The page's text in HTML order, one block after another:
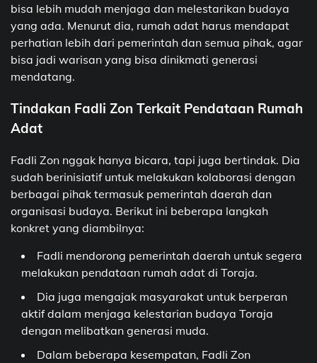
bisa lebih mudah menjaga dan melestarikan budaya
yang ada. Menurut dia, rumah adat harus mendapat
perhatian lebih dari pemerintah dan semua pihak, agar
bisa jadi warisan yang bisa dinikmati generasi
mendatang.
Tindakan Fadli Zon Terkait Pendataan Rumah
Adat
Fadli Zon nggak hanya bicara, tapi juga bertindak. Dia
sudah berinisiatif untuk melakukan kolaborasi dengan
berbagai pihak termasuk pemerintah daerah dan
organisasi budaya. Berikut ini beberapa langkah
konkret yang diambilnya:
Fadli mendorong pemerintah daerah untuk segera
melakukan pendataan rumah adat di Toraja.
Dia juga mengajak masyarakat untuk berperan
aktif dalam menjaga kelestarian budaya Toraja
dengan melibatkan generasi muda.
Dalam beberapa kesempatan, Fadli Zon